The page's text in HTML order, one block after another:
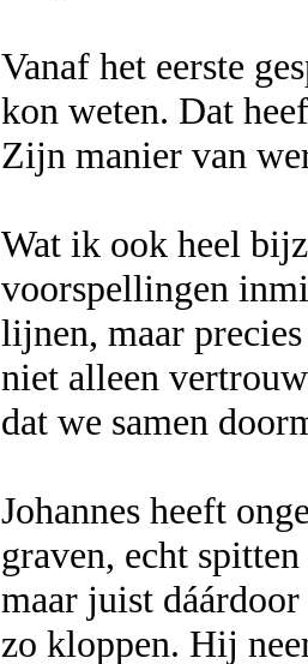
Vanaf het eerste
kon weten. Dat
Zijn manier van
Wat ik ook heel
voorspellingen
lijnen, maar
niet alleen
dat we samen
Johannes heeft
graven, echt
maar juist
zo kloppen. Hij